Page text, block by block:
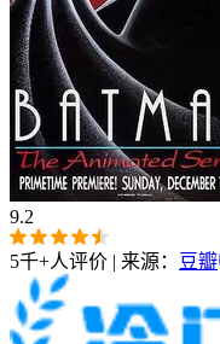
9.2
5千+人评价 | 来源： 豆瓣